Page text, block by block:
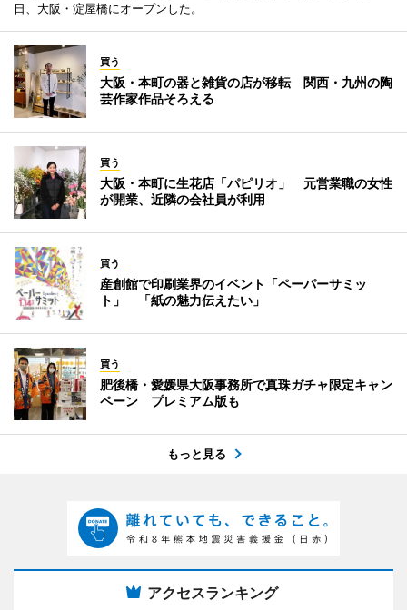
日、大阪・淀屋橋にオープンした。
買う
大阪・本町の器と雑貨の店が移転 関西・九州の陶
芸作家作品そろえる
買う
大阪・本町に生花店「パピリオ」 元営業職の女性
が開業、近隣の会社員が利用
買う
産創館で印刷業界のイベント「ペーパーサミッ
ト」 「紙の魅力伝えたい」
買う
肥後橋・愛媛県大阪事務所で真珠ガチャ限定キャン
ペーン プレミアム版も
もっと見る
アクセスランキング